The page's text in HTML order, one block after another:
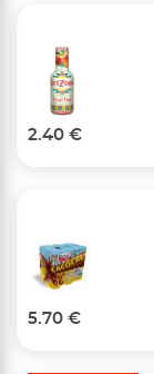
2.40 €
5.70 €